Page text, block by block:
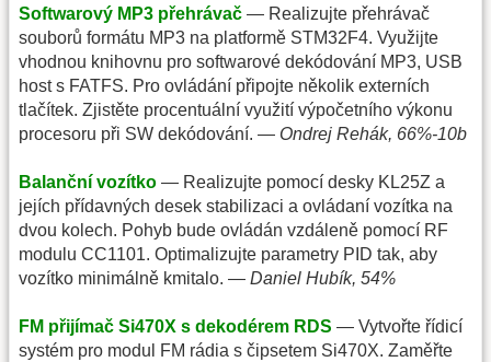
Softwarový MP3 přehrávač — Realizujte přehrávač
souborů formátu MP3 na platformě STM32F4. Využijte
vhodnou knihovnu pro softwarové dekódování MP3, USB
host s FATFS. Pro ovládání připojte několik externích
tlačítek. Zjistěte procentuální využití výpočetního výkonu
procesoru při SW dekódování. — Ondrej Rehák, 66%-10b
Balanční vozítko — Realizujte pomocí desky KL25Z a
jejích přídavných desek stabilizaci a ovládaní vozítka na
dvou kolech. Pohyb bude ovládán vzdáleně pomocí RF
modulu CC1101. Optimalizujte parametry PID tak, aby
vozítko minimálně kmitalo. — Daniel Hubík, 54%
FM přijímač Si470X s dekodérem RDS — Vytvořte řídicí
systém pro modul FM rádia s čipsetem Si470X. Zaměřte